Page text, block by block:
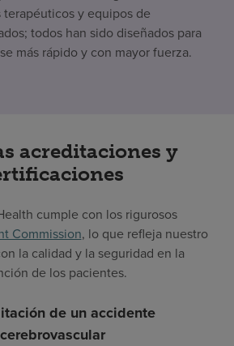
y equipos de
todos han sido diseñados para
más rápido y con mayor fuerza.
acreditaciones y
cumple con los rigurosos
Commission, lo que refleja nuestro
la calidad y la seguridad en la
de los pacientes.
de un accidente
cerebrovascular